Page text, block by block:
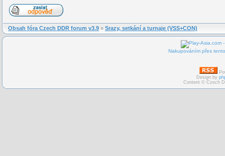
Obsah fóra Czech DDR forum v3.9 » Srazy, setkání a turnaje (VSS+CON)
Nakupováním přes
Design by
Content © Czech